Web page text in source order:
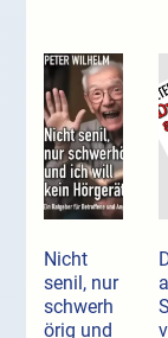
Nicht
senil, nur
schwerh
örig und